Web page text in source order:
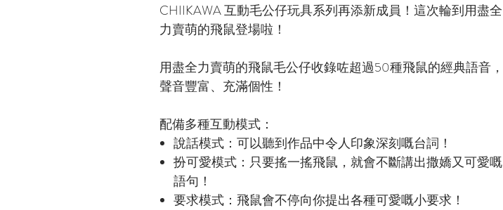
CHIIKAWA 互動毛公仔玩具系列再添新成員！這次輪到用盡全
力賣萌的飛鼠登場啦！
用盡全力賣萌的飛鼠毛公仔收錄咗超過50種飛鼠的經典語音，
聲音豐富、充滿個性！
配備多種互動模式：
說話模式：可以聽到作品中令人印象深刻嘅台詞！
扮可愛模式：只要搖一搖飛鼠，就會不斷講出撒嬌又可愛嘅
語句！
要求模式：飛鼠會不停向你提出各種可愛嘅小要求！